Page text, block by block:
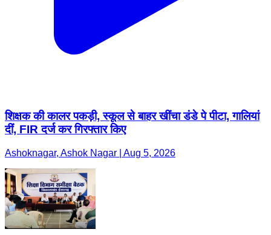
शिक्षक की कालर पकड़ी, स्कूल से बाहर खींचा डंडे पे पीटा, गालियां
दीं, FIR दर्ज कर गिरफ्तार किए
Ashoknagar, Ashok Nagar | Aug 5, 2026